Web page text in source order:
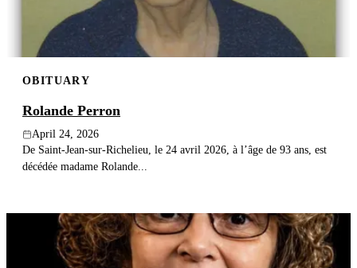
Blog
Search
OBITUARY
Rolande Perron
April 24, 2026
De Saint-Jean-sur-Richelieu, le 24 avril 2026, à l’âge de 93 ans, est
décédée madame Rolande...